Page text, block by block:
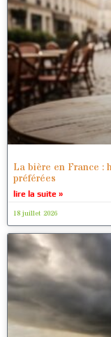
La bière en France :
préférées
lire la suite »
18 juillet 2026